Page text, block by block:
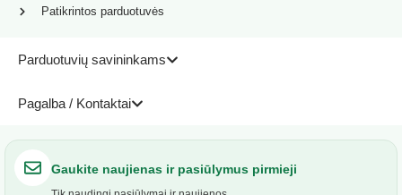
Parduotuvių savininkams
Pagalba / Kontaktai
Patikrintos parduotuvės
Gaukite naujienas ir pasiūlymus pirmieji